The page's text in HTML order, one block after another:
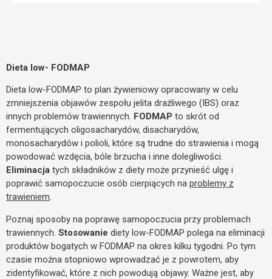
Dieta low- FODMAP
Dieta low-FODMAP to plan żywieniowy opracowany w celu
zmniejszenia objawów zespołu jelita drażliwego (IBS) oraz
innych problemów trawiennych. FODMAP to skrót od
fermentujących oligosacharydów, disacharydów,
monosacharydów i polioli, które są trudne do strawienia i mogą
powodować wzdęcia, bóle brzucha i inne dolegliwości.
Eliminacja tych składników z diety może przynieść ulgę i
poprawić samopoczucie osób cierpiących na problemy z
trawieniem.
Poznaj sposoby na poprawę samopoczucia przy problemach
trawiennych. Stosowanie diety low-FODMAP polega na eliminacji
produktów bogatych w FODMAP na okres kilku tygodni. Po tym
czasie można stopniowo wprowadzać je z powrotem, aby
zidentyfikować, które z nich powodują objawy. Ważne jest, aby